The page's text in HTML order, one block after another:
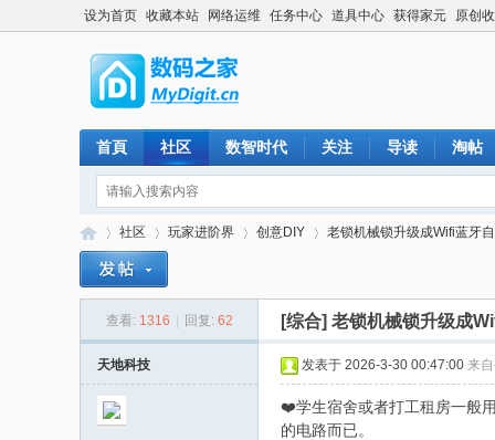
设为首页 收藏本站 网络运维 任务中心 道具中心 获得家元 原创
首頁 社区 数智时代 关注 导读 淘帖
社区
›
玩家进阶界 创意DIY
›
老锁机械锁升级成Wifi蓝牙
查看: 1316 回复: 62 [综合] 老锁机械锁升级成
天地科技 发表于 2026-3-30 00:47:00 来
❤️学生宿舍或者打工租房一般
的电路而已。